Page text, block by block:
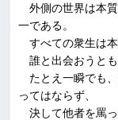
外側の世界は本
一である。
すべての衆生は本
誰と出会おうとも
たとえ一瞬でも
ってはならず、
決して他者を罵っ